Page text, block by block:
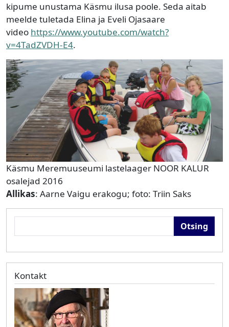
kipume unustama Käsmu ilusa poole. Seda aitab
meelde tuletada Elina ja Eveli Ojasaare
video https://www.youtube.com/watch?
v=4TadZVDH-E4.
Käsmu Meremuuseumi lastelaager NOOR KALUR
osalejad 2016
Allikas: Aarne Vaigu erakogu; foto: Triin Saks
Kontakt